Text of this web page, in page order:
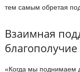
тем самым обретая
Взаимная
благополучие
«Когда мы поднимаем